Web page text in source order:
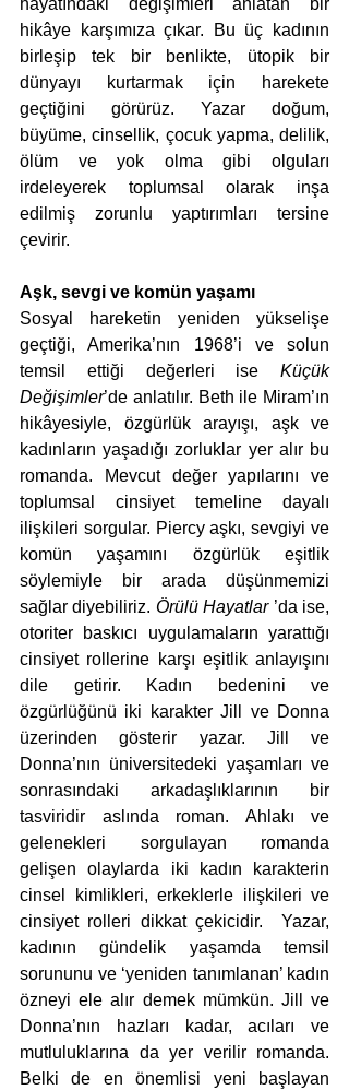
hayatındaki değişimleri anlatan bir
hikâye karşımıza çıkar. Bu üç kadının
birleşip tek bir benlikte, ütopik bir
dünyayı kurtarmak için harekete
geçtiğini görürüz. Yazar doğum,
büyüme, cinsellik, çocuk yapma, delilik,
ölüm ve yok olma gibi olguları
irdeleyerek toplumsal olarak inşa
edilmiş zorunlu yaptırımları tersine
çevirir.
Aşk, sevgi ve komün yaşamı
Sosyal hareketin yeniden yükselişe
geçtiği, Amerika’nın 1968’i ve solun
temsil ettiği değerleri ise Küçük
Değişimler’de anlatılır. Beth ile Miram’ın
hikâyesiyle, özgürlük arayışı, aşk ve
kadınların yaşadığı zorluklar yer alır bu
romanda. Mevcut değer yapılarını ve
toplumsal cinsiyet temeline dayalı
ilişkileri sorgular. Piercy aşkı, sevgiyi ve
komün yaşamını özgürlük eşitlik
söylemiyle bir arada düşünmemizi
sağlar diyebiliriz. Örülü Hayatlar ’da ise,
otoriter baskıcı uygulamaların yarattığı
cinsiyet rollerine karşı eşitlik anlayışını
dile getirir. Kadın bedenini ve
özgürlüğünü iki karakter Jill ve Donna
üzerinden gösterir yazar. Jill ve
Donna’nın üniversitedeki yaşamları ve
sonrasındaki arkadaşlıklarının bir
tasviridir aslında roman. Ahlakı ve
gelenekleri sorgulayan romanda
gelişen olaylarda iki kadın karakterin
cinsel kimlikleri, erkeklerle ilişkileri ve
cinsiyet rolleri dikkat çekicidir.  Yazar,
kadının gündelik yaşamda temsil
sorununu ve ‘yeniden tanımlanan’ kadın
özneyi ele alır demek mümkün. Jill ve
Donna’nın hazları kadar, acıları ve
mutluluklarına da yer verilir romanda.
Belki de en önemlisi yeni başlayan